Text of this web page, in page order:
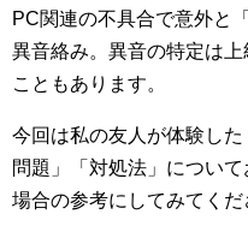
PC関連の不具合で意外と
異音絡み。異音の特定は
こともあります。
今回は私の友人が体験し
問題」「対処法」につい
場合の参考にしてみてくだ